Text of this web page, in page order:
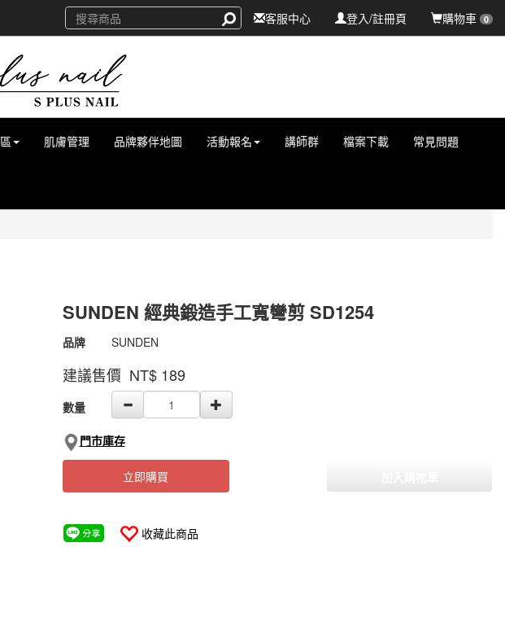
購物車 0
登入/註冊頁
客服中心
肌膚管理 品牌夥伴地圖 活動報名 講師群 檔案下載 常見問題
SUNDEN 經典鍛造手工寬彎剪 SD1254
商品代號 4712495800336
4712495800336
品牌 SUNDEN
建議售價 NT$ 189
GOODS000000000000001996162
數量
門市庫存
立即購買
收藏此商品